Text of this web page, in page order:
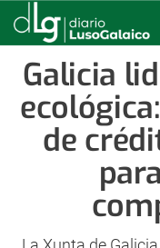
Galicia
de